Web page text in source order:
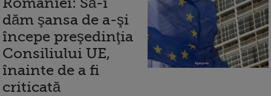
dăm şansa de a-şi
începe preşedinţia
Consiliului UE,
înainte de a fi
criticată